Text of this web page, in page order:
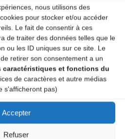
nous utilisons des
pour stocker et/ou accéder
Le fait de consentir à ces
de traiter des données telles que le
ou les ID uniques sur ce site. Le
retirer son consentement a un
caractéristiques et fonctions du
de caractères et autre médias
s'afficheront pas)
Accepter
Refuser
avec pause­café
inscription: 04 71 03 81 22
musiques pour ceux qui le
venir avec de bonnes
baskets ».
et Daniel GIFFARD
8 place François d’Estaing